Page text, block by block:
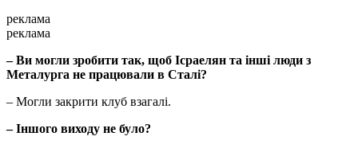
реклама
реклама
–Ви могли зробити так, щоб Ісраелян та інші люди з
Металурга не працювали в Сталі?
– Могли закрити клуб взагалі.
–Іншого виходу не було?